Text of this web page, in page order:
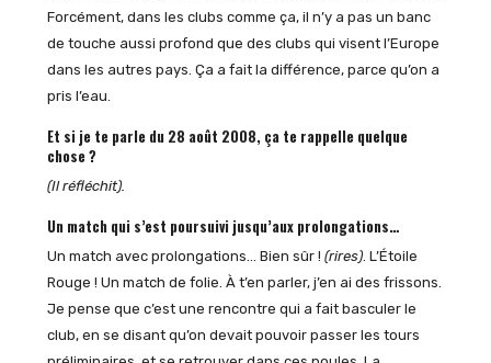
Forcément, dans les clubs comme ça, il n’y a pas un banc
de touche aussi profond que des clubs qui visent l’Europe
dans les autres pays. Ça a fait la différence, parce qu’on a
pris l’eau.
Et si je te parle du 28 août 2008, ça te rappelle quelque
chose ?
(Il réfléchit).
Un match qui s’est poursuivi jusqu’aux prolongations…
Un match avec prolongations… Bien sûr ! (rires). L’Étoile
Rouge ! Un match de folie. À t’en parler, j’en ai des frissons.
Je pense que c’est une rencontre qui a fait basculer le
club, en se disant qu’on devait pouvoir passer les tours